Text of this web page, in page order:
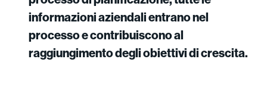
informazioni aziendali entrano nel
processo e contribuiscono al
raggiungimento degli obiettivi di crescita.